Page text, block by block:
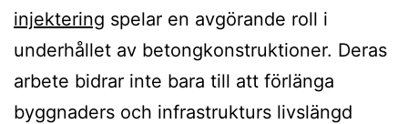
injektering spelar en avgörande roll i
underhållet av betongkonstruktioner. Deras
arbete bidrar inte bara till att förlänga
byggnaders och infrastrukturs livslängd